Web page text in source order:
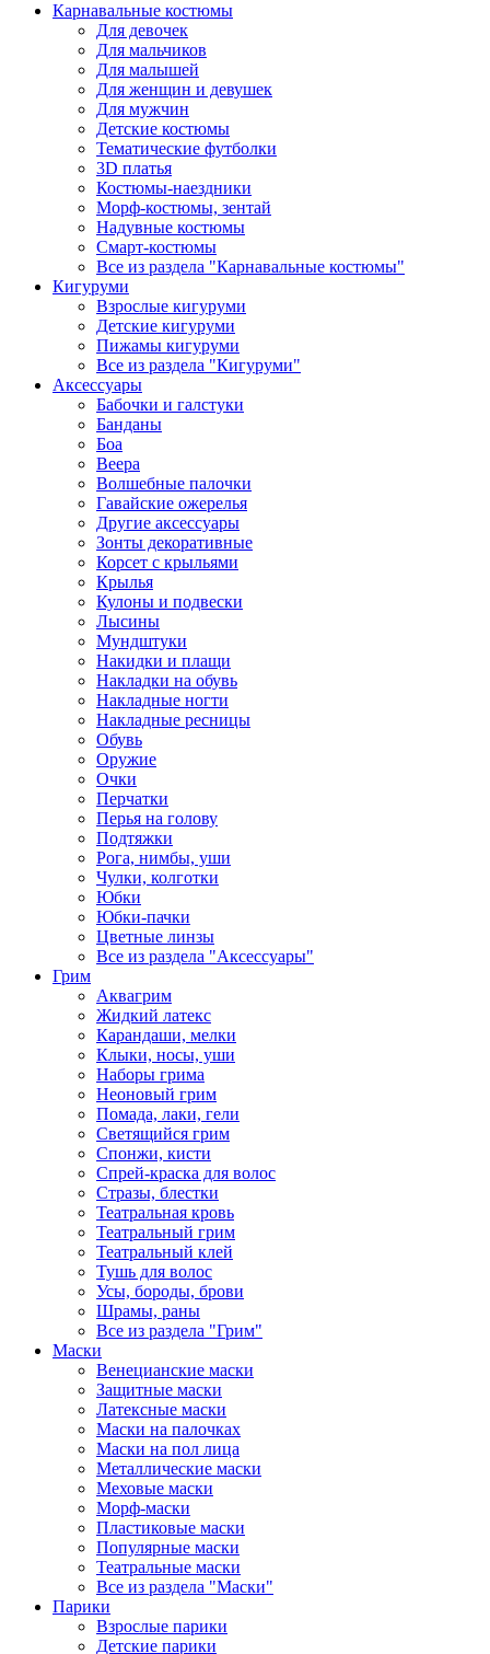
Карнавальные костюмы
Для девочек
Для мальчиков
Для малышей
Для женщин и девушек
Для мужчин
Детские костюмы
Тематические футболки
3D платья
Костюмы-наездники
Морф-костюмы, зентай
Надувные костюмы
Смарт-костюмы
Все из раздела "Карнавальные костюмы"
Кигуруми
Взрослые кигуруми
Детские кигуруми
Пижамы кигуруми
Все из раздела "Кигуруми"
Аксессуары
Бабочки и галстуки
Банданы
Боа
Веера
Волшебные палочки
Гавайские ожерелья
Другие аксессуары
Зонты декоративные
Корсет с крыльями
Крылья
Кулоны и подвески
Лысины
Мундштуки
Накидки и плащи
Накладки на обувь
Накладные ногти
Накладные ресницы
Обувь
Оружие
Очки
Перчатки
Перья на голову
Подтяжки
Рога, нимбы, уши
Чулки, колготки
Юбки
Юбки-пачки
Цветные линзы
Все из раздела "Аксессуары"
Грим
Аквагрим
Жидкий латекс
Карандаши, мелки
Клыки, носы, уши
Наборы грима
Неоновый грим
Помада, лаки, гели
Светящийся грим
Спонжи, кисти
Спрей-краска для волос
Стразы, блестки
Театральная кровь
Театральный грим
Театральный клей
Тушь для волос
Усы, бороды, брови
Шрамы, раны
Все из раздела "Грим"
Маски
Венецианские маски
Защитные маски
Латексные маски
Маски на палочках
Маски на пол лица
Металлические маски
Меховые маски
Морф-маски
Пластиковые маски
Популярные маски
Театральные маски
Все из раздела "Маски"
Парики
Взрослые парики
Детские парики